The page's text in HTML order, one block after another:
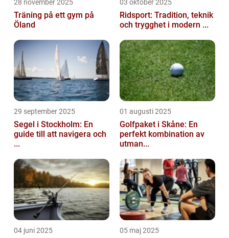
28 november 2025
Träning på ett gym på
Öland
03 oktober 2025
Ridsport: Tradition, teknik
och trygghet i modern ...
29 september 2025
Segel i Stockholm: En
guide till att navigera och
...
01 augusti 2025
Golfpaket i Skåne: En
perfekt kombination av
utman...
04 juni 2025 05 maj 2025